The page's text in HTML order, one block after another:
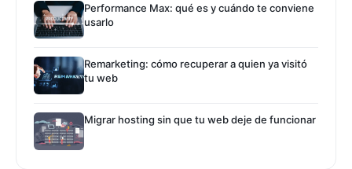
Performance Max: qué es y cuándo te conviene
usarlo
Remarketing: cómo recuperar a quien ya visitó
tu web
Migrar hosting sin que tu web deje de funcionar